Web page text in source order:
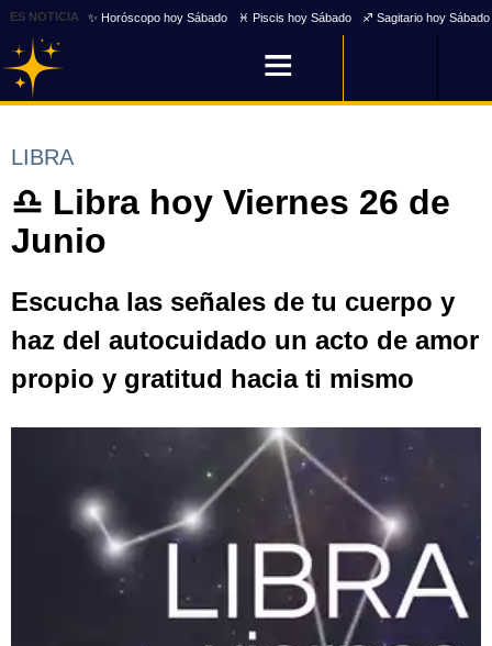
ES NOTICIA ✨ Horóscopo hoy Sábado ♓ Piscis hoy Sábado ♐ Sagitario hoy Sábado
LIBRA
♎ Libra hoy Viernes 26 de
Junio
Escucha las señales de tu cuerpo y
haz del autocuidado un acto de amor
propio y gratitud hacia ti mismo